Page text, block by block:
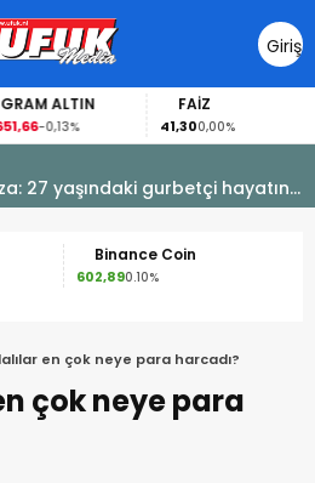
Giriş
Yap
ALTIN
-0,13%
FAİZ
41,300,00%
27 yaşındaki gurbetçi hayatını
Binance Coin
602,890.10%
en çok neye para harcadı?
çok neye para